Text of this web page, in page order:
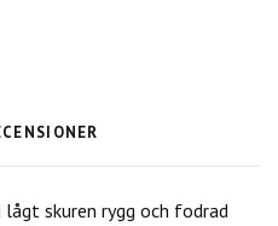
skuren rygg och fodrad